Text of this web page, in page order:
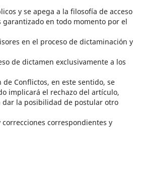
y se apega a la filosofía de acceso
en todo momento por el
en el proceso de dictaminación y
de dictamen exclusivamente a los
Conflictos, en este sentido, se
implicará el rechazo del artículo,
dar la posibilidad de postular otro
correspondientes y